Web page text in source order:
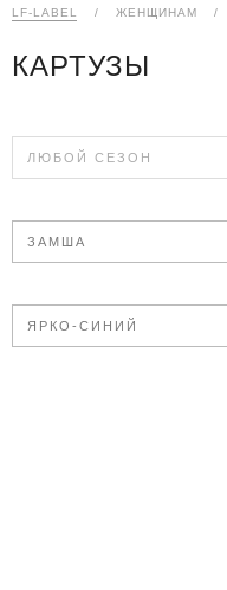
LF-LABEL / ЖЕНЩИНАМ /
КАРТУЗЫ
ЛЮБОЙ СЕЗОН
ЗАМША
ЯРКО-СИНИЙ